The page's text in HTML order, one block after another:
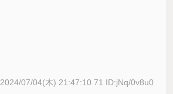
2024/07/04(木) 21:47:10.71 ID:jNq/0v8u0